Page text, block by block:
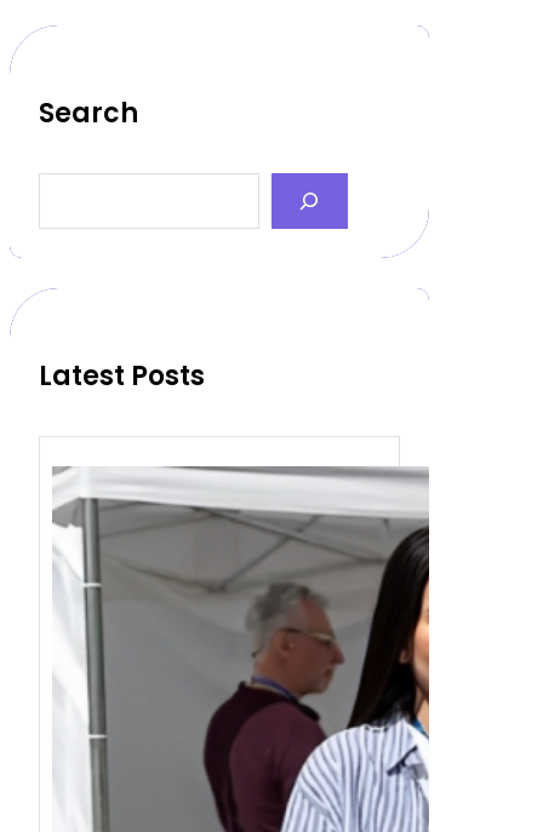
Search
a
c
Latest Posts